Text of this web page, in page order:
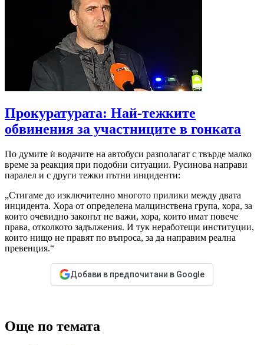
Прокуратурата: Най-тежките
обвинения за участниците в гонката
По думите ѝ водачите на автобуси разполагат с твърде малко
време за реакция при подобни ситуации. Русинова направи
паралел и с други тежки пътни инциденти:
„Стигаме до изключително многото прилики между двата
инцидента. Хора от определена малцинствена група, хора, за
които очевидно законът не важи, хора, които имат повече
права, отколкото задължения. И тук неработещи институции,
които нищо не правят по въпроса, за да направим реална
превенция.“
Добави в предпочитани в Google
Още по темата